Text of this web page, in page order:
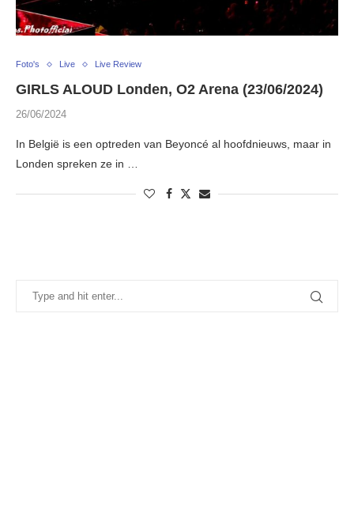
Foto's Live Live Review
GIRLS ALOUD Londen, O2 Arena (23/06/2024)
26/06/2024
In België is een optreden van Beyoncé al hoofdnieuws, maar in
Londen spreken ze in …